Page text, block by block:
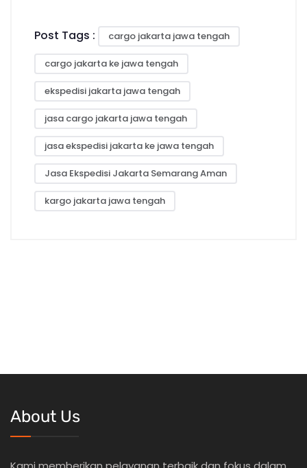
Post Tags : cargo jakarta jawa tengah
cargo jakarta ke jawa tengah
ekspedisi jakarta jawa tengah
jasa cargo jakarta jawa tengah
jasa ekspedisi jakarta ke jawa tengah
Jasa Ekspedisi Jakarta Semarang Aman
kargo jakarta jawa tengah
About Us